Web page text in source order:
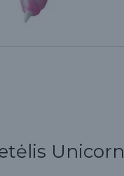
Unicorn